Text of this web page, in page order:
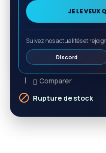
JE LE VEUX
Suivez nos actualités et
Discord
Comparer
 Rupture de stock